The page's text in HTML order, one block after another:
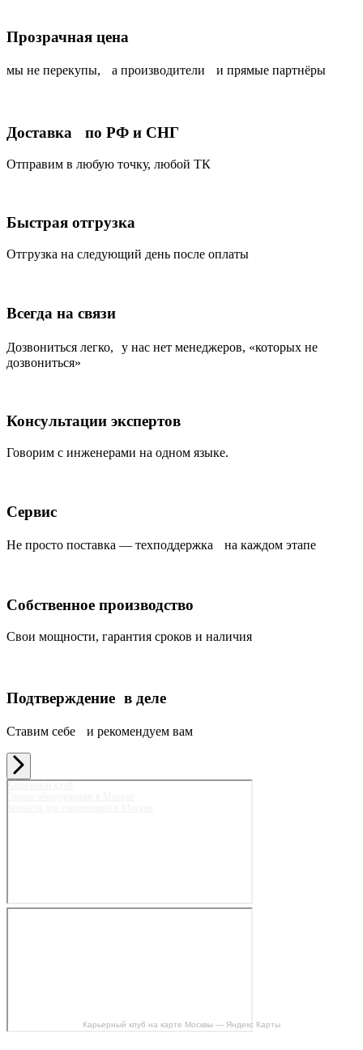
Прозрачная цена
мы не перекупы, а производители и прямые партнёры
Доставка по РФ и СНГ
Отправим в любую точку, любой ТК
Быстрая отгрузка
Отгрузка на следующий день после оплаты
Всегда на связи
Дозвониться легко, у нас нет менеджеров, «которых не
дозвониться»
Консультации экспертов
Говорим с инженерами на одном языке.
Сервис
Не просто поставка — техподдержка на каждом этапе
Собственное производство
Свои мощности, гарантия сроков и наличия
Подтверждение в деле
Ставим себе и рекомендуем вам
Карьерный клуб на карте Москвы — Яндекс Карты